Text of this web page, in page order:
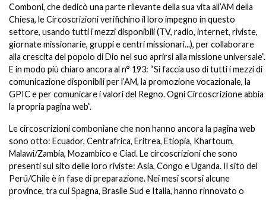
Comboni, che dedicò una parte rilevante della sua vita all’AM della
Chiesa, le Circoscrizioni verifichino il loro impegno in questo
settore, usando tutti i mezzi disponibili (TV, radio, internet, riviste,
giornate missionarie, gruppi e centri missionari...), per collaborare
alla crescita del popolo di Dio nel suo aprirsi alla missione universale”.
E in modo più chiaro ancora al n° 193: “Si faccia uso di tutti i mezzi di
comunicazione disponibili per l’AM, la promozione vocazionale, la
GPIC e per comunicare i valori del Regno. Ogni Circoscrizione abbia
la propria pagina web”.
Le circoscrizioni comboniane che non hanno ancora la pagina web
sono otto: Ecuador, Centrafrica, Eritrea, Etiopia, Khartoum,
Malawi/Zambia, Mozambico e Ciad. Le circoscrizioni che sono
presenti sul sito delle loro riviste: Asia, Congo e Uganda. Il sito del
Perú/Chile è in fase di preparazione. Nei mesi scorsi alcune
province, tra cui Spagna, Brasile Sud e Italia, hanno rinnovato o